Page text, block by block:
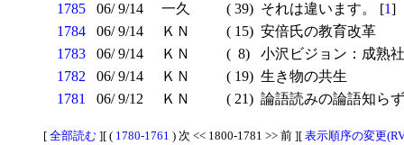
1785
06/ 9/14 一久 ( 39) それは違います。 [1]
1784
06/ 9/14 ＫＮ ( 15) 安倍氏の教育改革
1783
06/ 9/14 ＫＮ ( 8)
小沢ビジョン：成熟
1782
06/ 9/14 ＫＮ ( 19) 生き物の共生
1781
06/ 9/12 ＫＮ ( 21) 論語読みの論語知らず
[ 全部読む ][ ( 1780-1761 ) 次 << 1800-1781 >> 前 ][ 表示順序の変更